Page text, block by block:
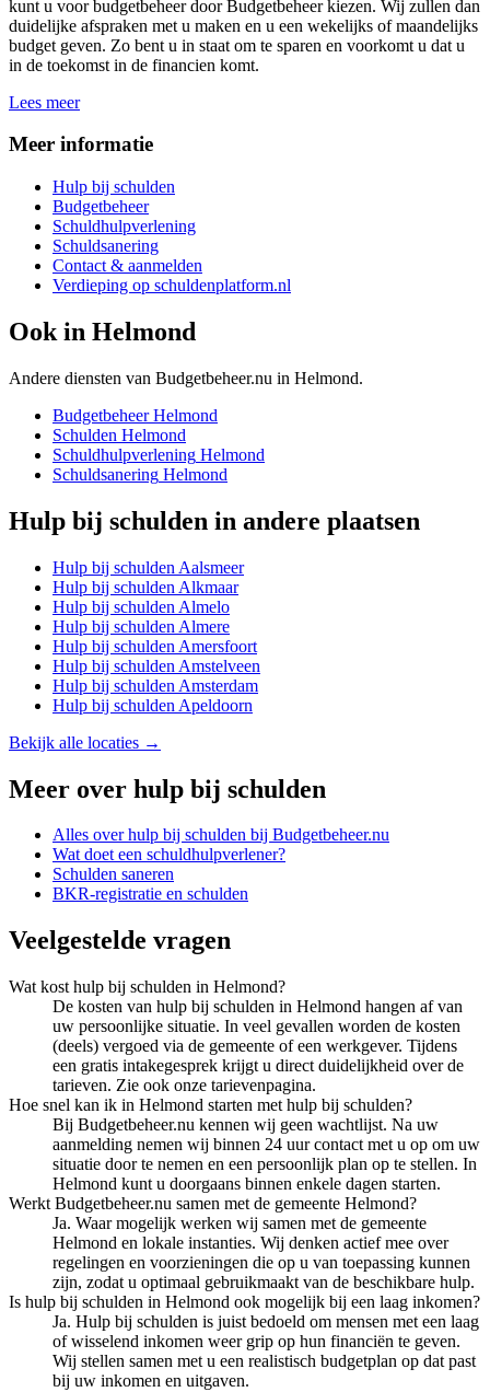
kunt u voor budgetbeheer door Budgetbeheer kiezen. Wij zullen dan
duidelijke afspraken met u maken en u een wekelijks of maandelijks
budget geven. Zo bent u in staat om te sparen en voorkomt u dat u
in de toekomst in de financien komt.
Lees meer
Meer informatie
Hulp bij schulden
Budgetbeheer
Schuldhulpverlening
Schuldsanering
Contact & aanmelden
Verdieping op schuldenplatform.nl
Ook in Helmond
Andere diensten van Budgetbeheer.nu in Helmond.
Budgetbeheer Helmond
Schulden Helmond
Schuldhulpverlening Helmond
Schuldsanering Helmond
Hulp bij schulden in andere plaatsen
Hulp bij schulden Aalsmeer
Hulp bij schulden Alkmaar
Hulp bij schulden Almelo
Hulp bij schulden Almere
Hulp bij schulden Amersfoort
Hulp bij schulden Amstelveen
Hulp bij schulden Amsterdam
Hulp bij schulden Apeldoorn
Bekijk alle locaties →
Meer over hulp bij schulden
Alles overhulp bij schulden bij Budgetbeheer.nu
Wat doet een schuldhulpverlener?
Schulden saneren
BKR-registratie en schulden
Veelgestelde vragen
Wat kost hulp bij schulden in Helmond?
De kosten van hulp bij schulden in Helmond hangen af van
uw persoonlijke situatie. In veel gevallen worden de kosten
(deels) vergoed via de gemeente of een werkgever. Tijdens
een gratis intakegesprek krijgt u direct duidelijkheid over de
tarieven. Zie ook onze tarievenpagina.
Hoe snel kan ik in Helmond starten met hulp bij schulden?
Bij Budgetbeheer.nu kennen wij geen wachtlijst. Na uw
aanmelding nemen wij binnen 24 uur contact met u op om uw
situatie door te nemen en een persoonlijk plan op te stellen. In
Helmond kunt u doorgaans binnen enkele dagen starten.
Werkt Budgetbeheer.nu samen met de gemeente Helmond?
Ja. Waar mogelijk werken wij samen met de gemeente
Helmond en lokale instanties. Wij denken actief mee over
regelingen en voorzieningen die op u van toepassing kunnen
zijn, zodat u optimaal gebruikmaakt van de beschikbare hulp.
Is hulp bij schulden in Helmond ook mogelijk bij een laag inkomen?
Ja. Hulp bij schulden is juist bedoeld om mensen met een laag
of wisselend inkomen weer grip op hun financiën te geven.
Wij stellen samen met u een realistisch budgetplan op dat past
bij uw inkomen en uitgaven.